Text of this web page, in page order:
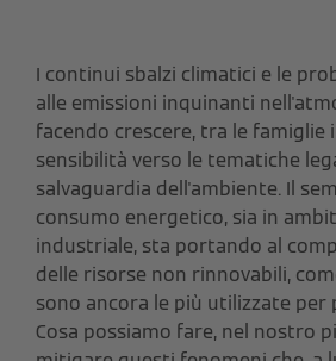
I continui sbalzi climatici e le
alle emissioni inquinanti
facendo crescere, tra le famiglie
sensibilità verso le tematiche
salvaguardia dell'ambiente. Il
consumo energetico, sia in
industriale, sta portando al
delle risorse non rinnovabili,
sono ancora le più utilizzate per
Cosa possiamo fare, nel nostro